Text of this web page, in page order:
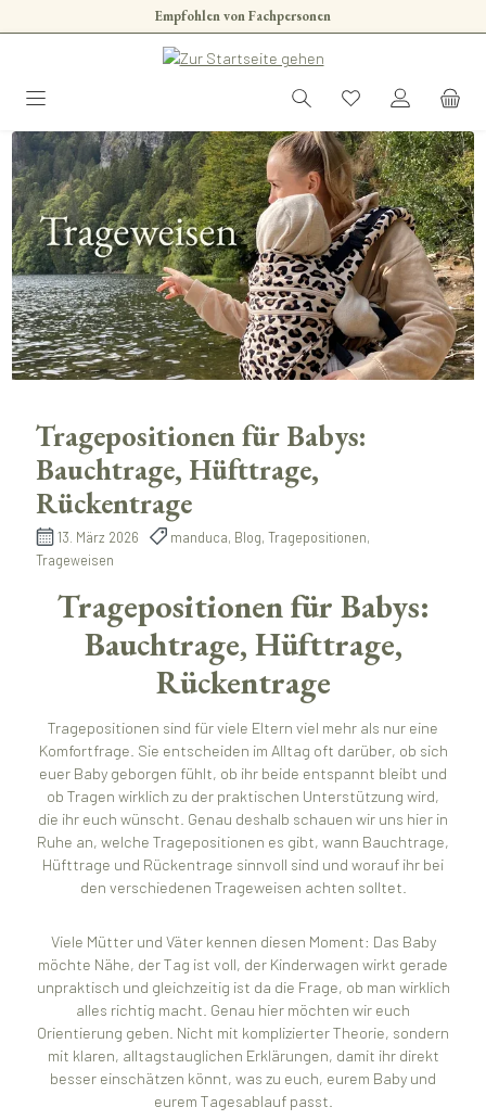
Zum Hauptinhalt springenEmpfohlen von Fachpersonen
Tragepositionen für Babys:
Bauchtrage, Hüfttrage,
Rückentrage
13. März 2026
manduca, Blog, Tragepositionen,
Trageweisen
Tragepositionen für Babys:
Bauchtrage, Hüfttrage,
Rückentrage
Tragepositionen sind für viele Eltern viel mehr als nur eine
Komfortfrage. Sie entscheiden im Alltag oft darüber, ob sich
euer Baby geborgen fühlt, ob ihr beide entspannt bleibt und
ob Tragen wirklich zu der praktischen Unterstützung wird,
die ihr euch wünscht. Genau deshalb schauen wir uns hier in
Ruhe an, welche Tragepositionen es gibt, wann Bauchtrage,
Hüfttrage und Rückentrage sinnvoll sind und worauf ihr bei
den verschiedenen Trageweisen achten solltet.
Viele Mütter und Väter kennen diesen Moment: Das Baby
möchte Nähe, der Tag ist voll, der Kinderwagen wirkt gerade
unpraktisch und gleichzeitig ist da die Frage, ob man wirklich
alles richtig macht. Genau hier möchten wir euch
Orientierung geben. Nicht mit komplizierter Theorie, sondern
mit klaren, alltagstauglichen Erklärungen, damit ihr direkt
besser einschätzen könnt, was zu euch, eurem Baby und
eurem Tagesablauf passt.